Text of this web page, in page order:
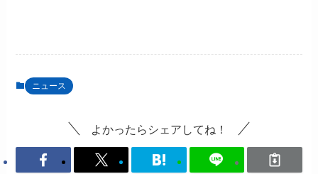
ニュース
よかったらシェアしてね！